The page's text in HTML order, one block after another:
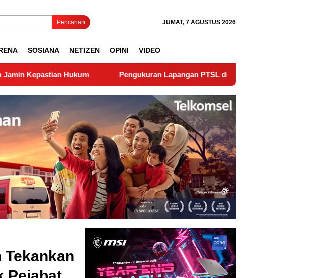
Pencarian JUMAT, 7 AGUSTUS 2026
SOSIANA NETIZEN OPINI VIDEO
Hukum Pengukuran Lapangan PTSL di Nagari Lubuk Gadang Timur Wujudkan
Tekankan